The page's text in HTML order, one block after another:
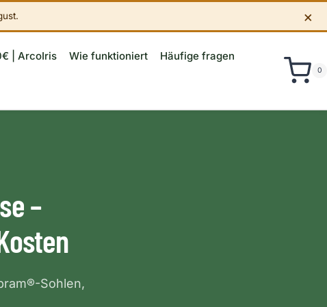
×
| ArcoIris Wie funktioniert Häufige fragen
0
–
Sohlen,